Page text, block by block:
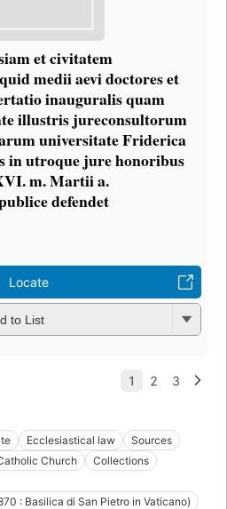
et civitatem
medii aevi doctores et
inauguralis quam
illustris jureconsultorum
universitate Friderica
in utroque jure honoribus
m. Martii a.
defendet
Locate
to List
Ecclesiastical law
Sources
Church
Collections
: Basilica di San Pietro in Vaticano)